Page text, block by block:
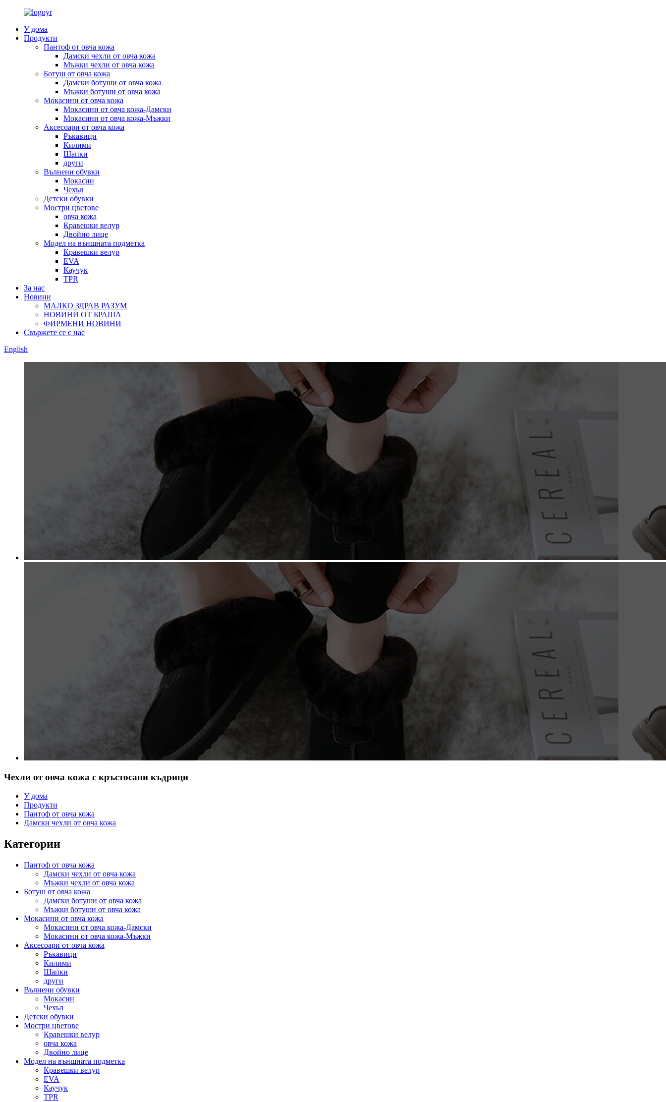
У дома
Продукти
Пантоф от овча кожа
Дамски чехли от овча кожа
Мъжки чехли от овча кожа
Ботуш от овча кожа
Дамски ботуши от овча кожа
Мъжки ботуши от овча кожа
Мокасини от овча кожа
Мокасини от овча кожа-Дамски
Мокасини от овча кожа-Мъжки
Аксесоари от овча кожа
Ръкавици
Килими
Шапки
други
Вълнени обувки
Мокасин
Чехъл
Детски обувки
Мостри цветове
овча кожа
Кравешки велур
Двойно лице
Модел на външната подметка
Кравешки велур
EVA
Каучук
TPR
За нас
Новини
МАЛКО ЗДРАВ РАЗУМ
НОВИНИ ОТ БРАША
ФИРМЕНИ НОВИНИ
Свържете се с нас
English
Чехли от овча кожа с кръстосани къдрици
У дома
Продукти
Пантоф от овча кожа
Дамски чехли от овча кожа
Категории
Пантоф от овча кожа
Дамски чехли от овча кожа
Мъжки чехли от овча кожа
Ботуш от овча кожа
Дамски ботуши от овча кожа
Мъжки ботуши от овча кожа
Мокасини от овча кожа
Мокасини от овча кожа-Дамски
Мокасини от овча кожа-Мъжки
Аксесоари от овча кожа
Ръкавици
Килими
Шапки
други
Вълнени обувки
Мокасин
Чехъл
Детски обувки
Мостри цветове
Кравешки велур
овча кожа
Двойно лице
Модел на външната подметка
Кравешки велур
EVA
Каучук
TPR